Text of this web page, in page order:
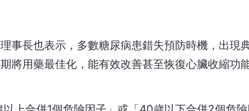
事長也表示，多數糖尿病患錯失預防時機，出現
將用藥最佳化，能有效改善甚至恢復心臟收縮功能